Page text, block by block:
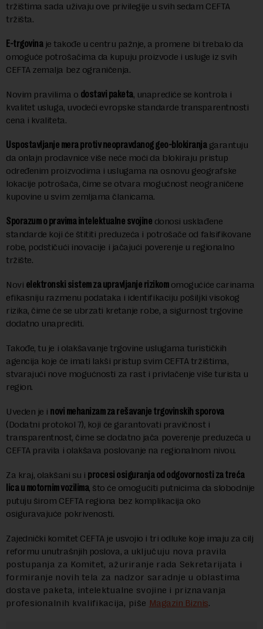
tržištima sada uživaju ove privilegije u svih sedam CEFTA
tržišta.
E-trgovinaje takođe u centru pažnje, a promene bi trebalo da
omoguće potrošačima da kupuju proizvode i usluge iz svih
CEFTA zemalja bez ograničenja.
Novim pravilima o dostavi paketa, unaprediće se kontrola i
kvalitet usluga, uvodeći evropske standarde transparentnosti
cena i kvaliteta.
Uspostavljanje mera protiv neopravdanog geo-blokiranjagarantuju
da onlajn prodavnice više neće moći da blokiraju pristup
određenim proizvodima i uslugama na osnovu geografske
lokacije potrošača, čime se otvara mogućnost neograničene
kupovine u svim zemljama članicama.
Sporazum o pravima intelektualne svojine donosi usklađene
standarde koji će štititi preduzeća i potrošače od falsifikovane
robe, podstičući inovacije i jačajući poverenje u regionalno
tržište.
Novi elektronski sistem za upravljanje rizikomomogućiće carinama
efikasniju razmenu podataka i identifikaciju pošiljki visokog
rizika, čime će se ubrzati kretanje robe, a sigurnost trgovine
dodatno unaprediti.
Takođe, tu je i olakšavanje trgovine uslugama turističkih
agencija koje će imati lakši pristup svim CEFTA tržištima,
stvarajući nove mogućnosti za rast i privlačenje više turista u
region.
Uveden je i novi mehanizam za rešavanje trgovinskih sporova
(Dodatni protokol 7), koji će garantovati pravičnost i
transparentnost, čime se dodatno jača poverenje preduzeća u
CEFTA pravila i olakšava poslovanje na regionalnom nivou.
Za kraj, olakšani su i procesi osiguranja od odgovornosti za treća
lica u motornim vozilima, što će omogućiti putnicima da slobodnije
putuju širom CEFTA regiona bez komplikacija oko
osiguravajuće pokrivenosti.
Zajednički komitet CEFTA je usvojio i tri odluke koje imaju za cilj
reformu unutrašnjih poslova, a uključuju nova pravila
postupanja za Komitet, ažuriranje rada Sekretarijata i
formiranje novih tela za nadzor saradnje u oblastima
dostave paketa, intelektualne svojine i priznavanja
profesionalnih kvalifikacija, piše Magazin Biznis.